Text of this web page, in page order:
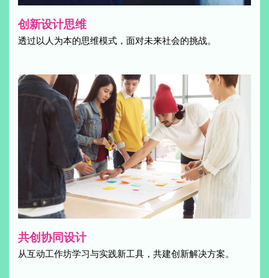
创新设计思维
透过以人为本的思维模式，面对未来社会的挑战。
共创协同设计
从互动工作坊学习与实践新工具，共建创新解决方案。